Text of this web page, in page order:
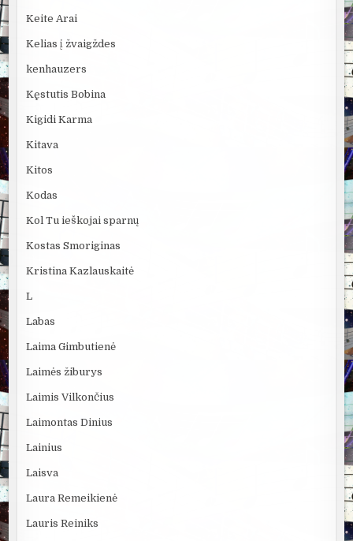
Keite Arai
Kelias į žvaigždes
kenhauzers
Kęstutis Bobina
Kigidi Karma
Kitava
Kitos
Kodas
Kol Tu ieškojai sparnų
Kostas Smoriginas
Kristina Kazlauskaitė
L
Labas
Laima Gimbutienė
Laimės žiburys
Laimis Vilkončius
Laimontas Dinius
Lainius
Laisva
Laura Remeikienė
Lauris Reiniks